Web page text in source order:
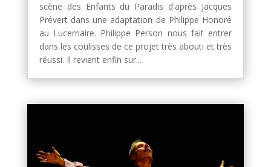
scène des Enfants du Paradis d'après Jacques
Prévert dans une adaptation de Philippe Honoré
au Lucernaire. Philippe Person nous fait entrer
dans les coulisses de ce projet très abouti et très
réussi. Il revient enfin sur...